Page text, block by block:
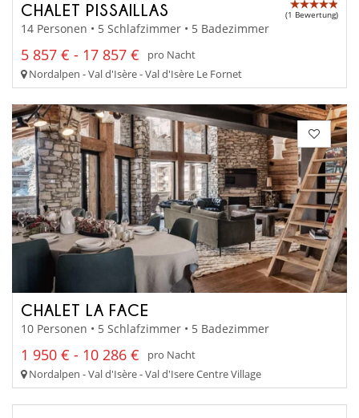
CHALET PISSAILLAS (1 Bewertung)
14 Personen • 5 Schlafzimmer • 5 Badezimmer
5 857 € - 17 857 €
pro Nacht
Nordalpen - Val d'Isère - Val d'Isère Le Fornet
CHALET LA FACE
10 Personen • 5 Schlafzimmer • 5 Badezimmer
1 950 € - 10 286 €
pro Nacht
Nordalpen - Val d'Isère - Val d'Isere Centre Village